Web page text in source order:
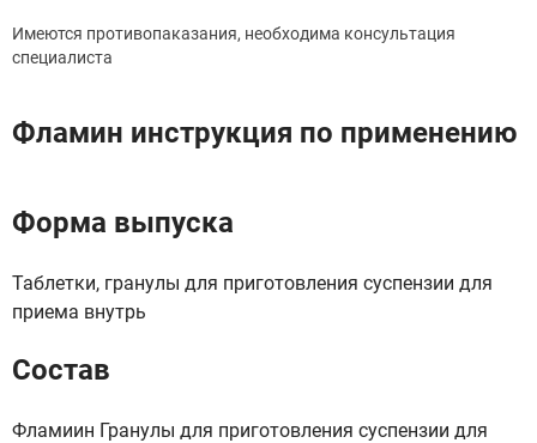
Имеются противопаказания, необходима консультация
специалиста
Фламин инструкция по применению
Форма выпуска
Таблетки, гранулы для приготовления суспензии для
приема внутрь
Состав
Фламиин Гранулы для приготовления суспензии для